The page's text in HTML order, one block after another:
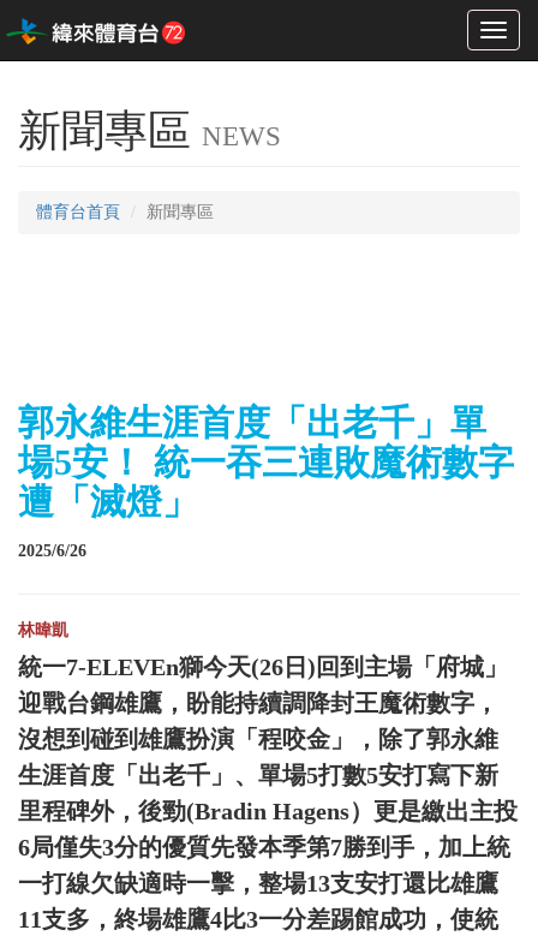
Toggle
新聞專區 NEWS
體育台首頁 新聞專區
郭永維生涯首度「出老千」單
場5安！ 統一吞三連敗魔術數字
遭「滅燈」
2025/6/26
林暐凱
統一7-ELEVEn獅今天(26日)回到主場「府城」
迎戰台鋼雄鷹，盼能持續調降封王魔術數字，
沒想到碰到雄鷹扮演「程咬金」，除了郭永維
生涯首度「出老千」、單場5打數5安打寫下新
里程碑外，後勁(Bradin Hagens）更是繳出主投
6局僅失3分的優質先發本季第7勝到手，加上統
一打線欠缺適時一擊，整場13支安打還比雄鷹
11支多，終場雄鷹4比3一分差踢館成功，使統